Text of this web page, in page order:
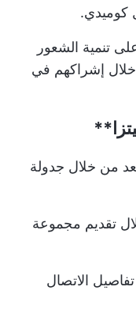
كوميدي.
تنمية الشعور
خلال إشراكهم في
من خلال جدولة
تقديم مجموعة
الاتصال